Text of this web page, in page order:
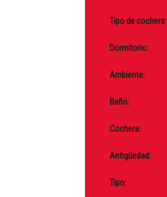
Tipo de cochera:
Dormitorio:
Ambiente:
Baño:
Cochera:
Antigüedad:
Tipo: